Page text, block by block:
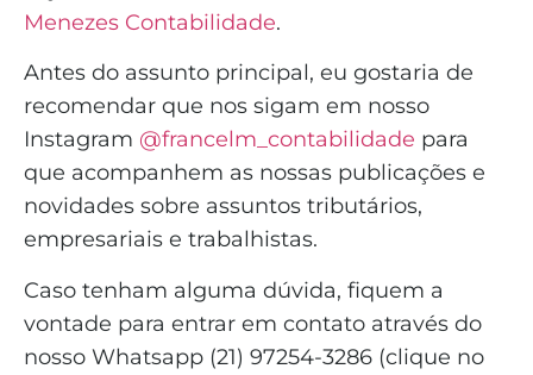
Menezes Contabilidade.
Antes do assunto principal, eu gostaria de
recomendar que nos sigam em nosso
Instagram @francelm_contabilidade para
que acompanhem as nossas publicações e
novidades sobre assuntos tributários,
empresariais e trabalhistas.
Caso tenham alguma dúvida, fiquem a
vontade para entrar em contato através do
nosso Whatsapp (21) 97254-3286 (clique no